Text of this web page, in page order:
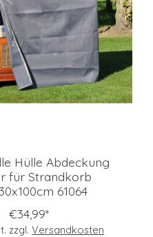
Hülle Abdeckung
für Strandkorb
61064
€34,99*
zzgl.Versandkosten